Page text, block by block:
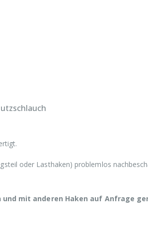
oder Lasthaken) problemlos
mit anderen Haken auf Anfrage